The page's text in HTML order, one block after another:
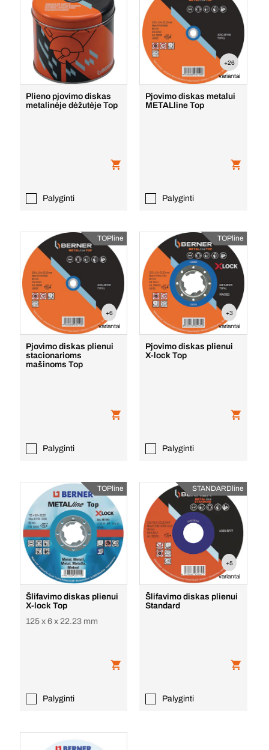
Plieno pjovimo diskas
metalinėje dėžutėje Top
Palyginti
+26
variantai
Pjovimo diskas metalui
METALline Top
Palyginti
TOPline
+6
variantai
Pjovimo diskas plienui
stacionarioms
mašinoms Top
Palyginti
TOPline
+3
variantai
Pjovimo diskas plienui
X-lock Top
Palyginti
TOPline
Šlifavimo diskas plienui
X-lock Top
125 x 6 x 22.23 mm
Palyginti
STANDARDline
+5
variantai
Šlifavimo diskas plienui
Standard
Palyginti